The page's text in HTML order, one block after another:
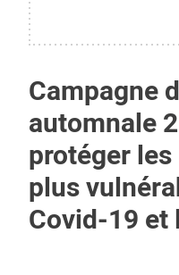
Campagne
automnale
protéger
plus
Covid-19 et